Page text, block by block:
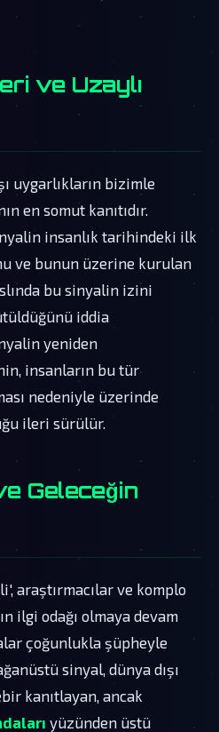
ve Uzaylı
uygarlıkların bizimle
en somut kanıtıdır.
insanlık tarihindeki ilk
ve bunun üzerine kurulan
bu sinyalin izini
iddia
yeniden
insanların bu tür
nedeniyle üzerinde
ileri sürülür.
Geleceğin
araştırmacılar ve komplo
ilgi odağı olmaya devam
çoğunlukla şüpheyle
sinyal, dünya dışı
kanıtlayan, ancak
yüzünden üstü